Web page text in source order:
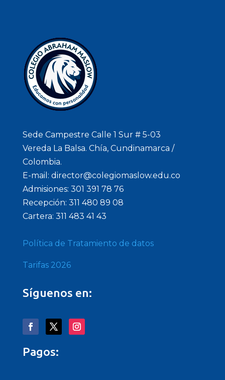
Sede Campestre Calle 1 Sur # 5-03
Vereda La Balsa. Chía, Cundinamarca /
Colombia.
E-mail: director@colegiomaslow.edu.co
Admisiones: 301 391 78 76
Recepción: 311 480 89 08
Cartera: 311 483 41 43
Política de Tratamiento de datos
Tarifas 2026
Síguenos en:
Pagos: